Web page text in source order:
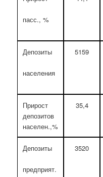
пасс., %
Депозиты
населения
5159
Прирост
депозитов
населен.,%
35,4
Депозиты
предприят.
3520